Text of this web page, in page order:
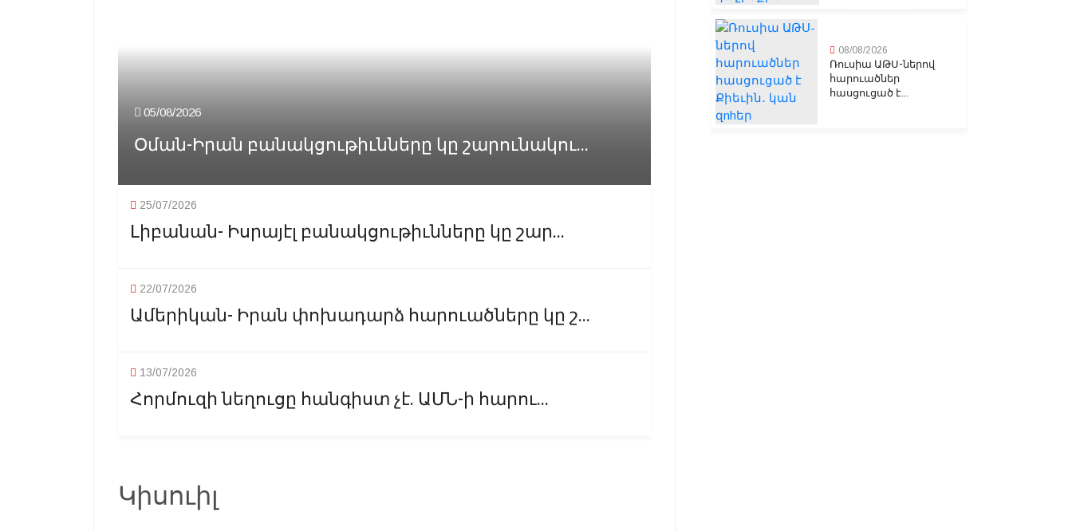
05/08/2026
Օման-Իրան բանակցութիւնները կը շարունակու...
25/07/2026
Լիբանան- Իսրայէլ բանակցութիւնները կը շար...
22/07/2026
Ամերիկան- Իրան փոխադարձ հարուածները կը շ...
13/07/2026
Հորմուզի նեղուցը հանգիստ չէ. ԱՄՆ-ի հարու...
Կիսուիլ
08/08/2026
Ռուսիա ԱԹՍ-ներով
հարուածներ
հասցուցած է...